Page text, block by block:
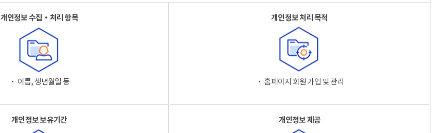
개인정보 수집‧처리 항목
‧ 이름, 생년월일 등
개인정보 처리 목적
‧ 홈페이지 회원 가입 및 관리
개인정보 보유기간 개인정보 제공